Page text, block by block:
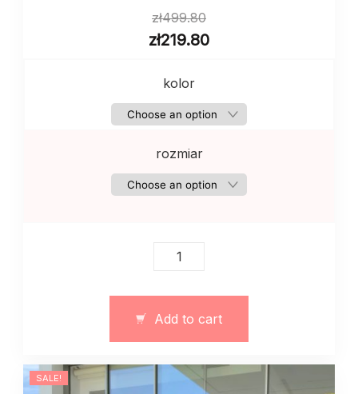
zł499.80
zł219.80
kolor
rozmiar
Komplet
spódnica)
art.
13184
quantity
Add to cart
SALE!